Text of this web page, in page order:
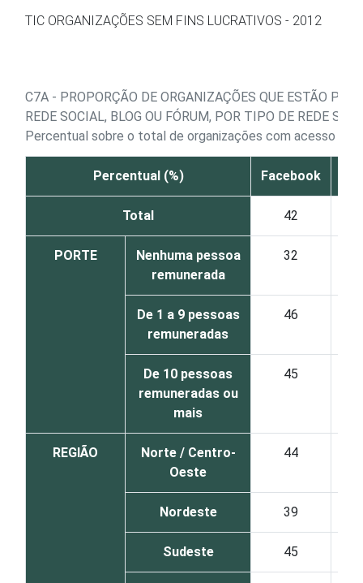
TIC ORGANIZAÇÕES SEM FINS LUCRATIVOS - 2012
C7A - PROPORÇÃO DE ORGANIZAÇÕES QUE ESTÃO
REDE SOCIAL, BLOG OU FÓRUM, POR TIPO DE REDE
Percentual sobre o total de organizações com acesso à
Percentual (%) Facebook
Total 42
PORTE
Nenhuma pessoa
remunerada
32
De 1 a 9 pessoas
remuneradas
46
De 10 pessoas
remuneradas ou
mais
45
REGIÃO
Norte / Centro-
Oeste
44
Nordeste 39
Sudeste 45